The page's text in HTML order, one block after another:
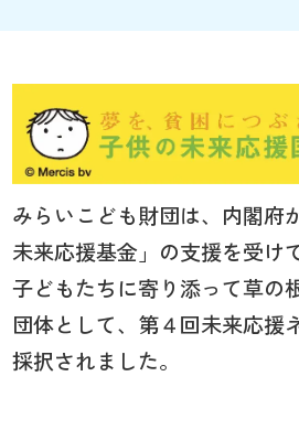
みらいこども財団は、内閣府
未来応援基金」の支援を受け
子どもたちに寄り添って草の
団体として、第４回未来応援
採択されました。